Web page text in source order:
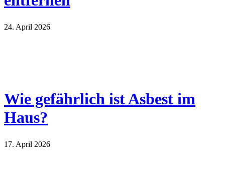
24. April 2026
Wie gefährlich ist Asbest im
Haus?
17. April 2026